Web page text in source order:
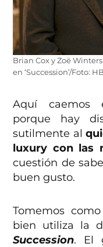
Brian Cox y Zoë
en ‘Succession’/Foto:
Aquí caemos
porque hay
sutilmente al
luxury con las
cuestión de
buen gusto.
Tomemos
bien utiliza la
Succession. El